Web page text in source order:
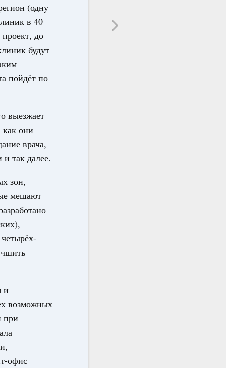
(одну
в 40
до
будут
пойдёт по
выезжает
как они
врача,
так далее.
зон,
мешают
и
возможных
при
офис